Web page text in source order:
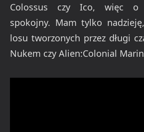
Colossus czy Ico, więc o
spokojny. Mam tylko
losu tworzonych przez długi
Nukem czy Alien:Colonial